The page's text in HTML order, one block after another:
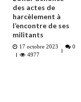
des actes de
harcèlement à
l’encontre de ses
militants
17 octobre 2023
0
4977